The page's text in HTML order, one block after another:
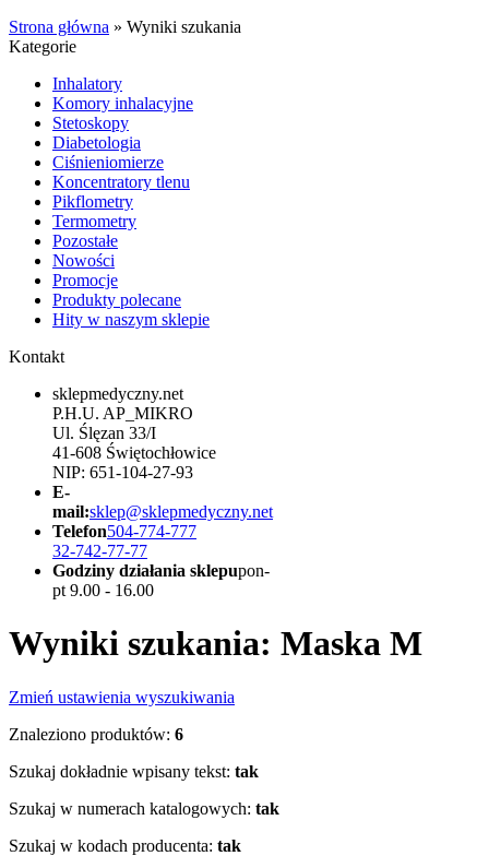
Strona główna » Wyniki szukania
Kategorie
Inhalatory
Komory inhalacyjne
Stetoskopy
Diabetologia
Ciśnieniomierze
Koncentratory tlenu
Pikflometry
Termometry
Pozostałe
Nowości
Promocje
Produkty polecane
Hity w naszym sklepie
Kontakt
sklepmedyczny.net
P.H.U. AP_MIKRO
Ul. Ślęzan 33/I
41-608 Świętochłowice
NIP: 651-104-27-93
E-
mail:sklep@sklepmedyczny.net
Telefon504-774-777
32-742-77-77
Godziny działania sklepupon-
pt 9.00 - 16.00
Wyniki szukania: Maska M
Zmień ustawienia wyszukiwania
Znaleziono produktów: 6
Szukaj dokładnie wpisany tekst: tak
Szukaj w numerach katalogowych: tak
Szukaj w kodach producenta: tak